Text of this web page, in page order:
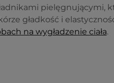
pielęgnującymi,
gładkość i
na wygładzenie ciała.